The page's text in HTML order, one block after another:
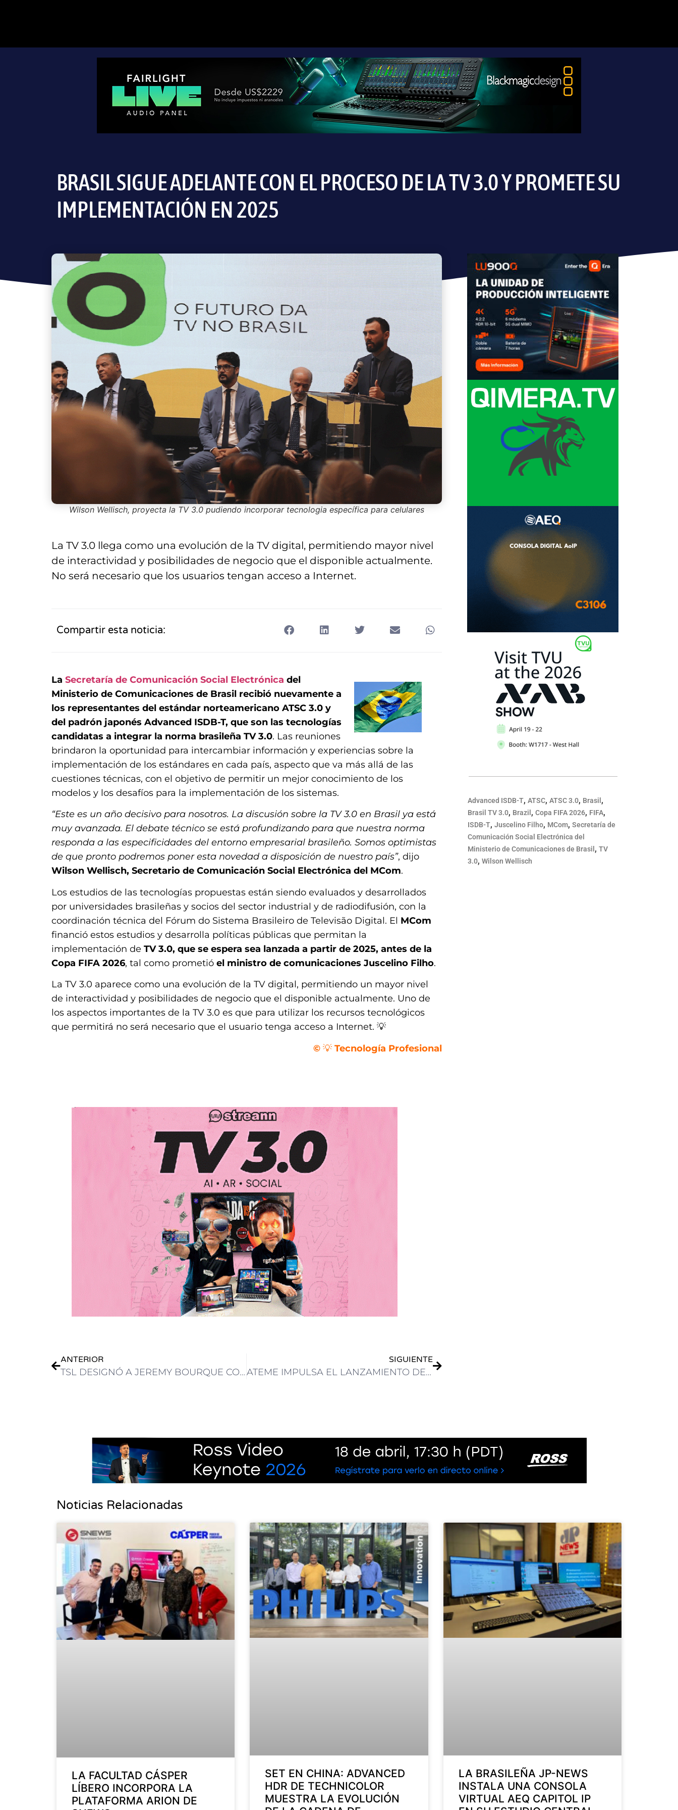
BRASIL SIGUE ADELANTE CON EL PROCESO DE LA TV 3.0 Y PROMETE SU
IMPLEMENTACIÓN EN 2025
Wilson Wellisch, proyecta la TV 3.0 pudiendo incorporar tecnologia específica para celulares
La TV 3.0 llega como una evolución de la TV digital, permitiendo mayor nivel
de interactividad y posibilidades de negocio que el disponible actualmente.
No será necesario que los usuarios tengan acceso a Internet.
Compartir esta noticia:
La Secretaría de Comunicación Social Electrónica del
Ministerio de Comunicaciones de Brasil recibió nuevamente a
los representantes del estándar norteamericano ATSC 3.0 y
del padrón japonés Advanced ISDB-T, que son las tecnologías
candidatas a integrar la norma brasileña TV 3.0. Las reuniones
brindaron la oportunidad para intercambiar información y experiencias sobre la
implementación de los estándares en cada país, aspecto que va más allá de las
cuestiones técnicas, con el objetivo de permitir un mejor conocimiento de los
modelos y los desafíos para la implementación de los sistemas.
“Este es un año decisivo para nosotros. La discusión sobre la TV 3.0 en Brasil ya está
muy avanzada. El debate técnico se está profundizando para que nuestra norma
responda a las especificidades del entorno empresarial brasileño. Somos optimistas
de que pronto podremos poner esta novedad a disposición de nuestro país”, dijo
Wilson Wellisch, Secretario de Comunicación Social Electrónica del MCom.
Los estudios de las tecnologías propuestas están siendo evaluados y desarrollados
por universidades brasileñas y socios del sector industrial y de radiodifusión, con la
coordinación técnica del Fórum do Sistema Brasileiro de Televisão Digital. El MCom
financió estos estudios y desarrolla políticas públicas que permitan la
implementación de TV 3.0, que se espera sea lanzada a partir de 2025, antes de la
Copa FIFA 2026, tal como prometió el ministro de comunicaciones Juscelino Filho.
La TV 3.0 aparece como una evolución de la TV digital, permitiendo un mayor nivel
de interactividad y posibilidades de negocio que el disponible actualmente. Uno de
los aspectos importantes de la TV 3.0 es que para utilizar los recursos tecnológicos
que permitirá no será necesario que el usuario tenga acceso a Internet. 💡
© 💡 Tecnología Profesional
ANTERIOR
TSL DESIGNÓ A JEREMY BOURQUE COMO SENIOR SOLUTIONS ENGINEER PARA LAS AMERICAS
SIGUIENTE
ATEME IMPULSA EL LANZAMIENTO DE TV+, EL NUEVO SERVICIO DE STREAMING DEL GROUPE CANAL+
Advanced ISDB-T,ATSC,ATSC 3.0, Brasil ,
Brasil TV 3.0, Brazil ,Copa FIFA 2026, FIFA,
ISDB-T,Juscelino Filho, MCom,Secretaría de
Comunicación Social Electrónica del
Ministerio de Comunicaciones de Brasil ,TV
3.0,Wilson Wellisch
Noticias Relacionadas
LA FACULTAD CÁSPER
LÍBERO INCORPORA LA
PLATAFORMA ARION DE
SET EN CHINA: ADVANCED
HDR DE TECHNICOLOR
MUESTRA LA EVOLUCIÓN
LA BRASILEÑA JP-NEWS
INSTALA UNA CONSOLA
VIRTUAL AEQ CAPITOL IP